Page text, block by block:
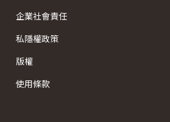
企業社會責任
私隱權政策
版權
使用條款